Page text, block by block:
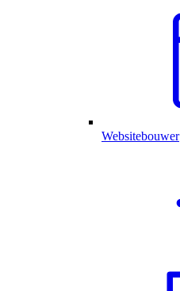
Websitebouwer